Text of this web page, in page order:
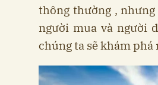
thông thường ,
người mua và người
chúng ta sẽ khám